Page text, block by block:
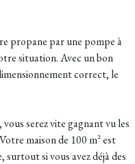
propane par une pompe à
situation. Avec un bon
correct, le
serez vite gagnant vu les
maison de 100 m² est
surtout si vous avez déjà des